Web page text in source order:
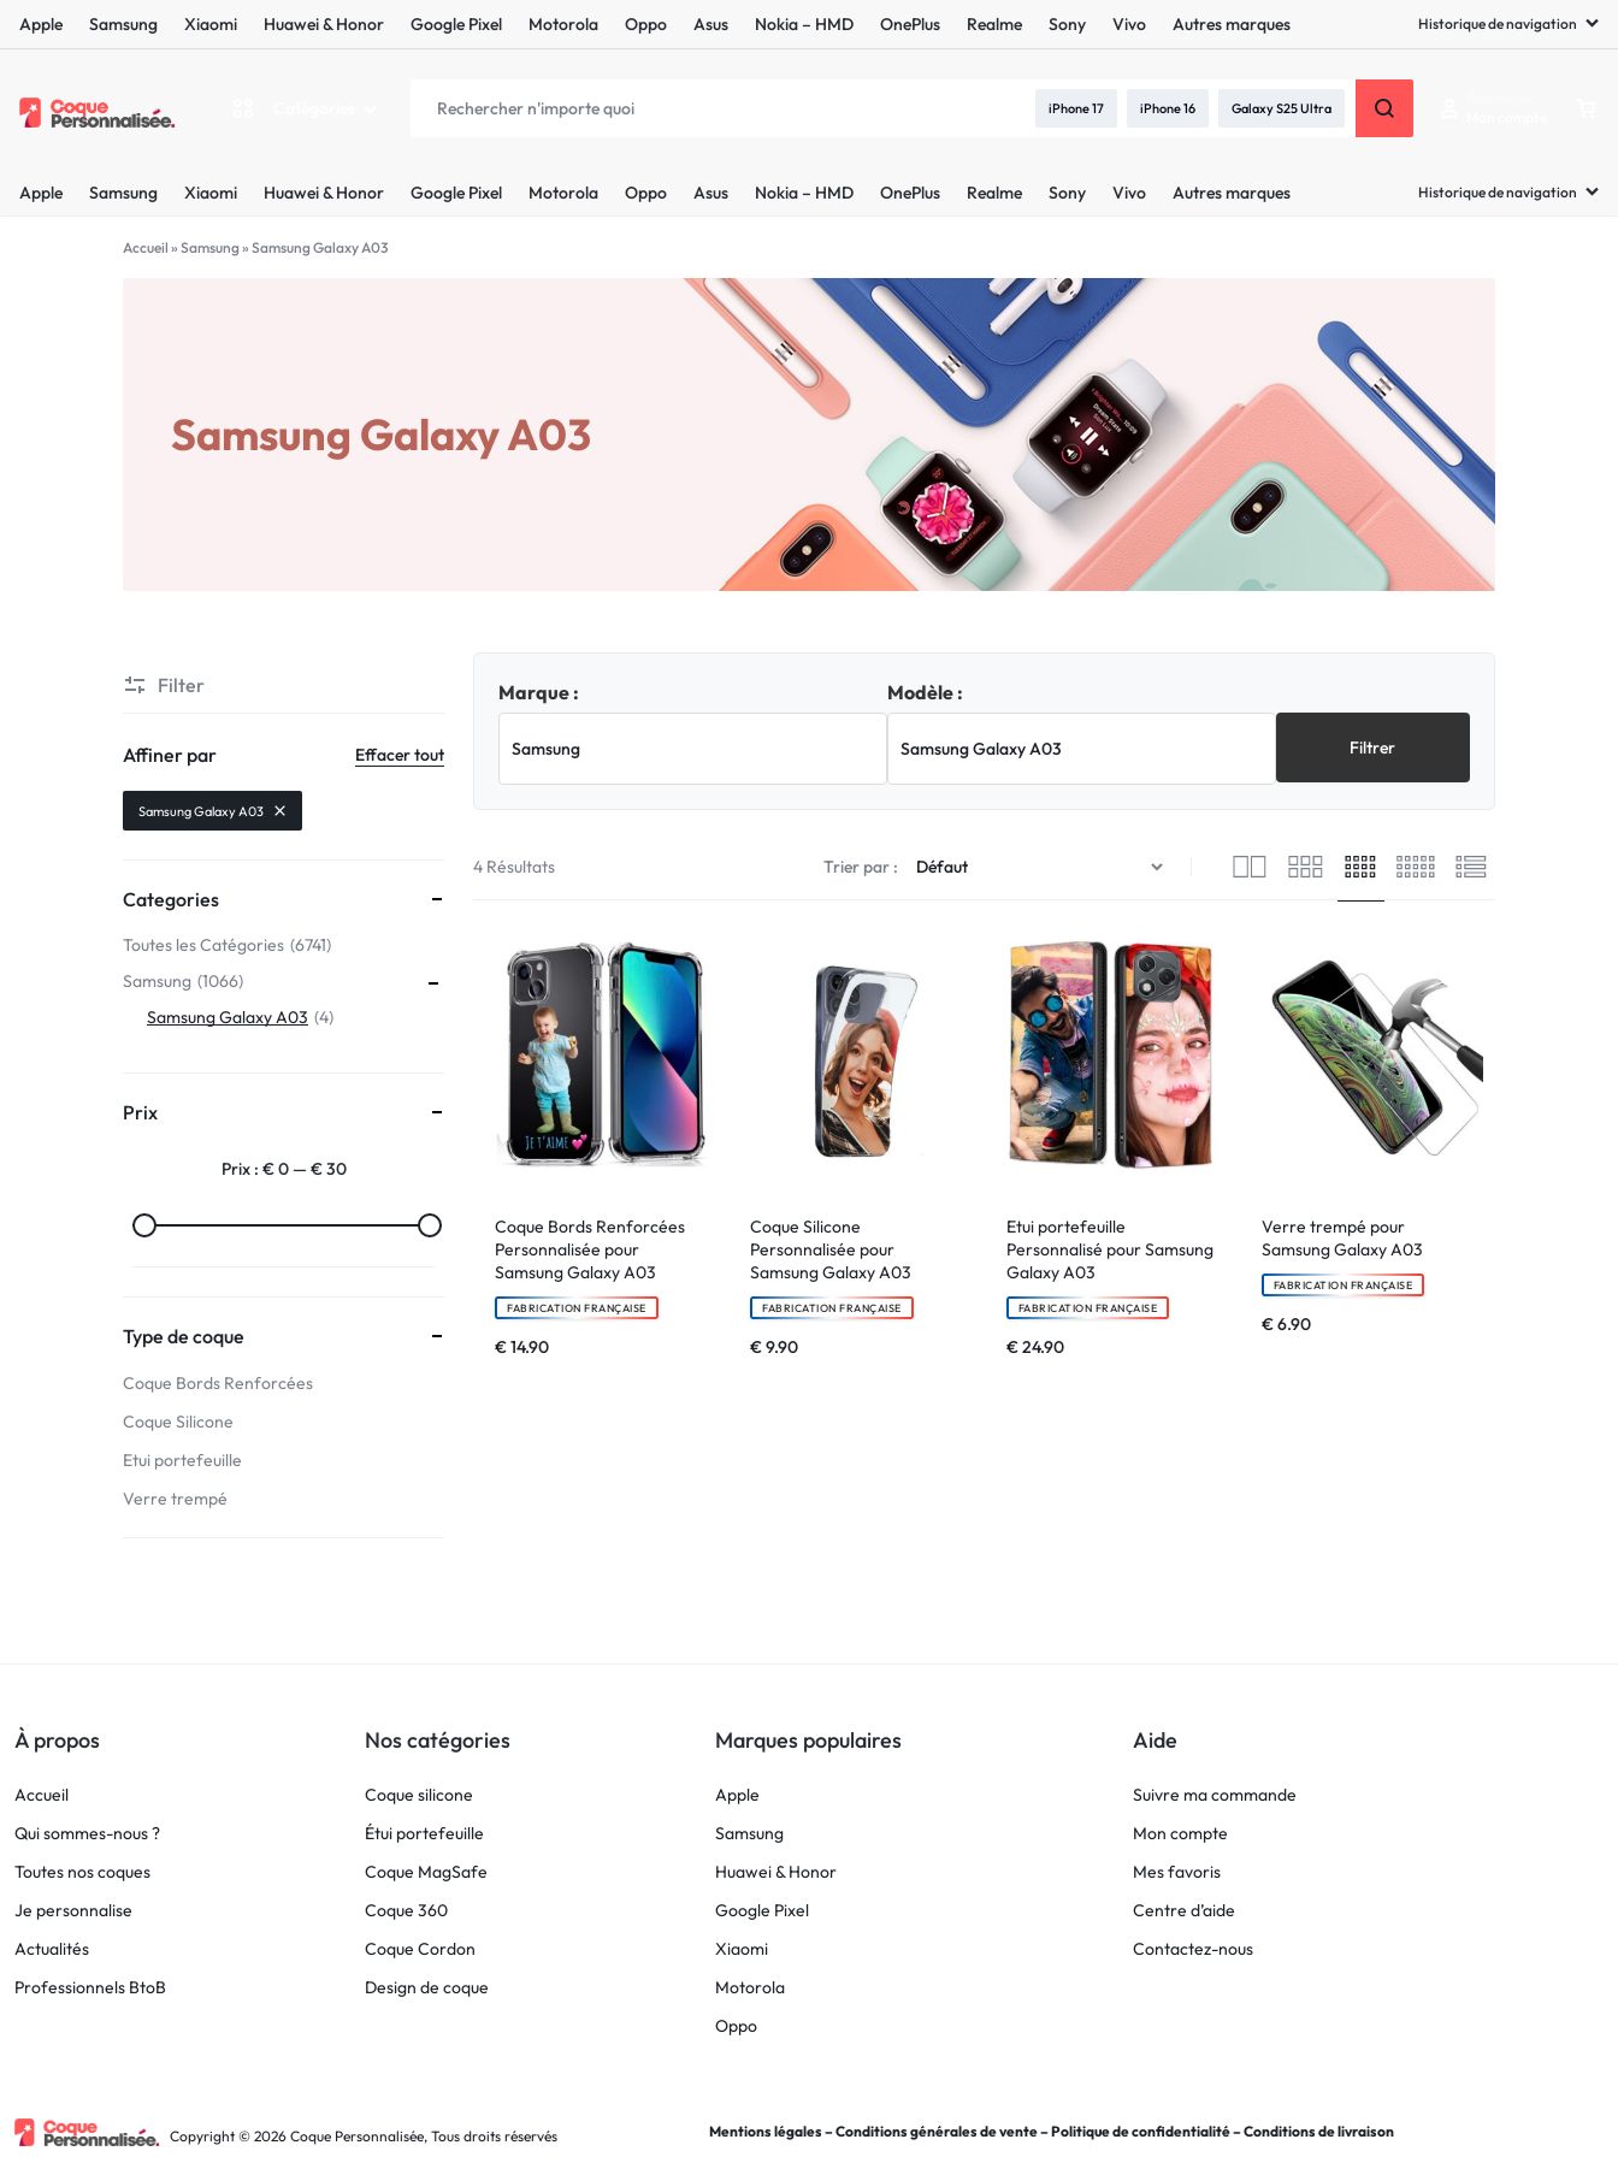
PLUS
BELLES
FRANCE
BUDGETS
LIVRAISON
48
HEURES
!
Huawei & Honor
OnePlus
Sony
Vivo
iPhone 17 iPhone 16 Galaxy S25 Ultra
Apple Samsung Xiaomi Huawei & Honor Google Pixel Motorola Oppo Asus Nokia – HMD OnePlus Realme Sony Vivo Autres marques Historique de navigation
Apple Samsung Xiaomi Huawei & Honor Google Pixel Motorola Oppo Asus Nokia – HMD OnePlus Realme Sony Vivo Autres marques Historique de navigation
Accueil » Samsung » Samsung Galaxy A03
Samsung Galaxy A03
Marque : Modèle :
Filtrer
4 Résultats Trier par :
Coque Bords Renforcées
Personnalisée pour
Samsung Galaxy A03
FABRICATION FRANÇAISE
€14.90
Coque Silicone
Personnalisée pour
Samsung Galaxy A03
FABRICATION FRANÇAISE
€9.90
Etui portefeuille
Personnalisé pour Samsung
Galaxy A03
FABRICATION FRANÇAISE
€24.90
Verre trempé pour
Samsung Galaxy A03
FABRICATION FRANÇAISE
€6.90
Filter
Affiner par Effacer tout
Samsung Galaxy A03
Categories
Toutes les Catégories 6741
Samsung 1066
Samsung Galaxy A03 4
Prix
Prix : € 0— € 30
Type de coque
Coque Bords Renforcées
Coque Silicone
Etui portefeuille
Verre trempé
À propos
Accueil
Qui sommes-nous ?
Toutes nos coques
Je personnalise
Actualités
Professionnels BtoB
Nos catégories
Coque silicone
Étui portefeuille
Coque MagSafe
Coque 360
Coque Cordon
Design de coque
Marques populaires
Apple
Samsung
Huawei & Honor
Google Pixel
Xiaomi
Motorola
Oppo
Aide
Suivre ma commande
Mon compte
Mes favoris
Centre d’aide
Contactez-nous
Copyright © 2026 Coque Personnalisée, Tous droits réservés Mentions légales –Conditions générales de vente–Politique de confidentialité–Conditions de livraison